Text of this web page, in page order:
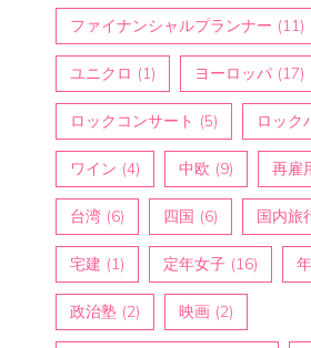
ファイナンシャルプランナー (11)
ユニクロ (1) ヨーロッパ (17)
ロックコンサート (5) ロック
ワイン (4) 中欧 (9) 再雇
台湾 (6) 四国 (6) 国内旅
宅建 (1) 定年女子 (16)
政治塾 (2) 映画 (2)